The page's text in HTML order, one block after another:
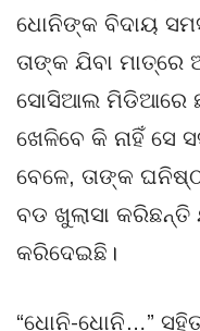
ଧୋନିଙ୍କ ବିଦାୟ
ତାଙ୍କ ଯିବା ମାତ୍ରେ
ସୋସିଆଲ ମିଡିଆରେ
ଖେଳିବେ କି ନାହିଁ ସେ
ବେଳେ, ତାଙ୍କ
ବଡ ଖୁଲାସା କରିଛନ୍ତି
କରିଦେଇଛି।
“ଧୋନି-ଧୋନି…”